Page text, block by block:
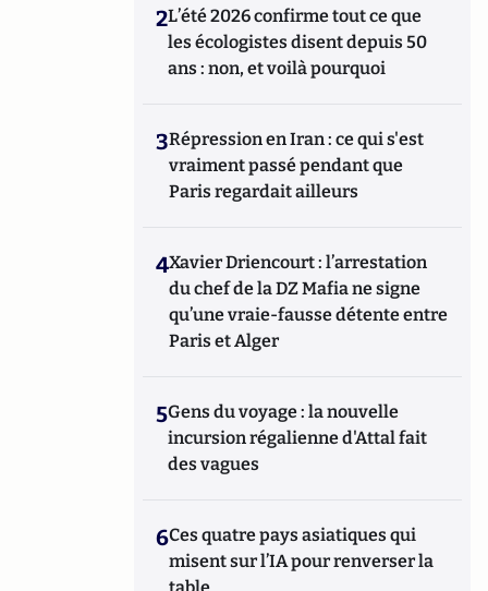
2L’été 2026 confirme tout ce que
les écologistes disent depuis 50
ans : non, et voilà pourquoi
3Répression en Iran : ce qui s'est
vraiment passé pendant que
Paris regardait ailleurs
4Xavier Driencourt : l’arrestation
du chef de la DZ Mafia ne signe
qu’une vraie-fausse détente entre
Paris et Alger
5Gens du voyage : la nouvelle
incursion régalienne d'Attal fait
des vagues
6Ces quatre pays asiatiques qui
misent sur l’IA pour renverser la